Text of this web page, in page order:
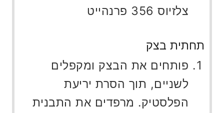
צלזיוס 356 פרנהייט
תחתית בצק
פותחים את הבצק ומקפלים
לשניים, תוך הסרת יריעת
הפלסטיק. מרפדים את התבנית